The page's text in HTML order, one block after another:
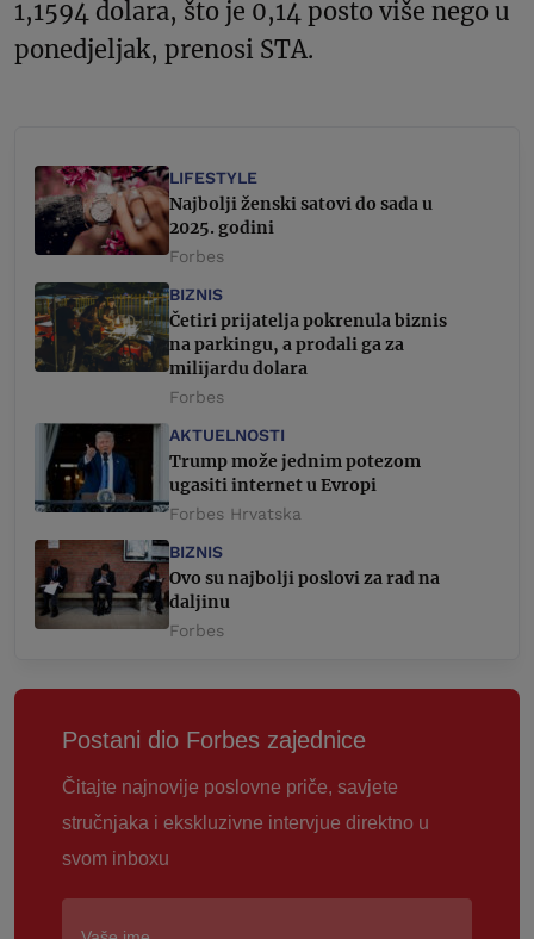
1,1594 dolara, što je 0,14 posto više nego u
ponedjeljak, prenosi STA.
LIFESTYLE
Najbolji ženski satovi do sada u
2025. godini
Forbes
BIZNIS
Četiri prijatelja pokrenula biznis
na parkingu, a prodali ga za
milijardu dolara
Forbes
AKTUELNOSTI
Trump može jednim potezom
ugasiti internet u Evropi
Forbes Hrvatska
BIZNIS
Ovo su najbolji poslovi za rad na
daljinu
Forbes
Postani dio Forbes zajednice
Čitajte najnovije poslovne priče, savjete
stručnjaka i ekskluzivne intervjue direktno u
svom inboxu